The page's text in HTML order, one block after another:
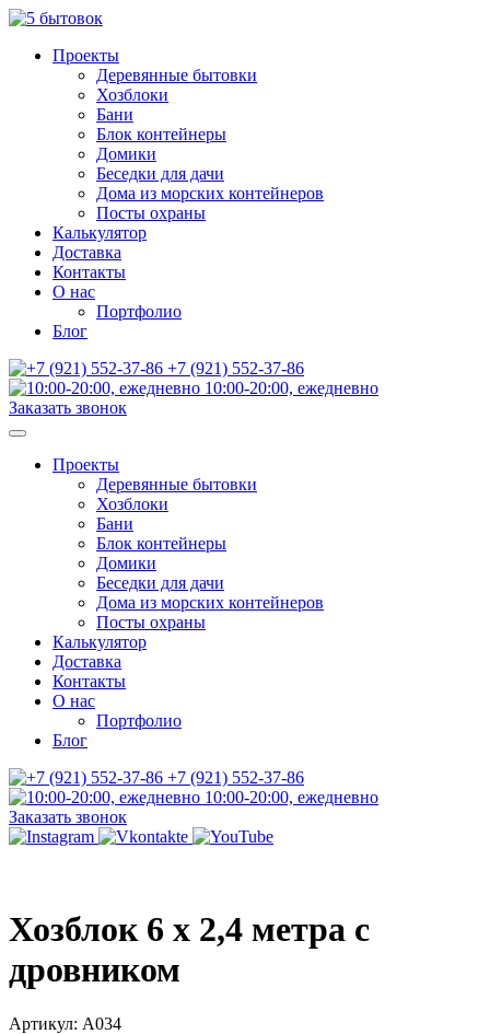
Проекты
Деревянные бытовки
Хозблоки
Бани
Блок контейнеры
Домики
Беседки для дачи
Дома из морских контейнеров
Посты охраны
Калькулятор
Доставка
Контакты
О нас
Портфолио
Блог
+7 (921) 552-37-86
10:00-20:00, ежедневно
Заказать звонок
Проекты
Деревянные бытовки
Хозблоки
Бани
Блок контейнеры
Домики
Беседки для дачи
Дома из морских контейнеров
Посты охраны
Калькулятор
Доставка
Контакты
О нас
Портфолио
Блог
+7 (921) 552-37-86
10:00-20:00, ежедневно
Заказать звонок
Хозблок 6 х 2,4 метра с
дровником
Артикул: А034